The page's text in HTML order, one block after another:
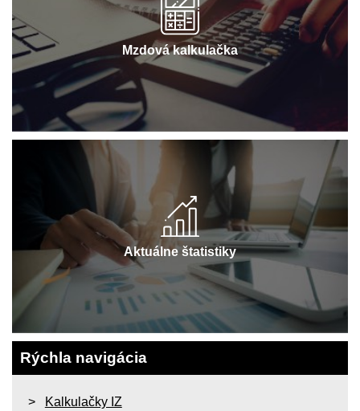
Mzdová kalkulačka
Aktuálne štatistiky
Rýchla navigácia
Kalkulačky IZ